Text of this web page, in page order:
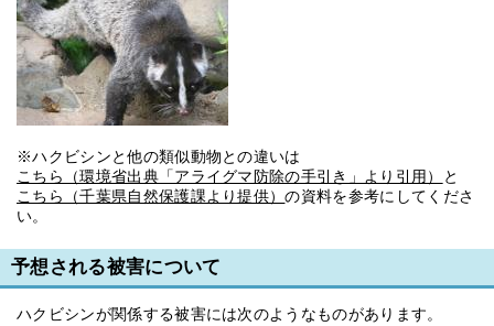
※ハクビシンと他の類似動物との違いは
こちら（環境省出典「アライグマ防除の手引き」より引用）
と
こちら（千葉県自然保護課より提供）の資料を参考にしてくださ
い。
予想される被害について
ハクビシンが関係する被害には次のようなものがあります。